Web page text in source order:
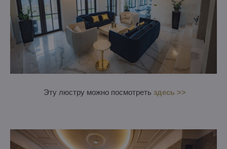
Эту люстру можно посмотреть здесь >>